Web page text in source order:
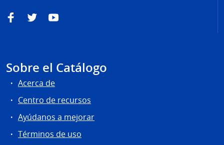
FacebookTwitterYouTube
Sobre el Catálogo
Acerca de
Centro de recursos
Ayúdanos a mejorar
Términos de uso